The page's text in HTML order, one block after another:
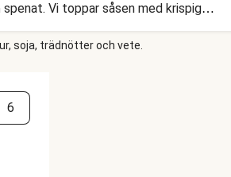
Vi toppar såsen med krispig
soja, trädnötter och vete.
6